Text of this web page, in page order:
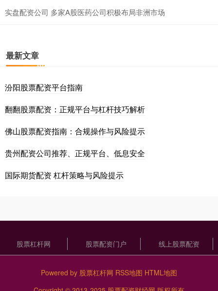
实盘配资公司 多家A股医药公司积极布局非洲市场
最新文章
汾阳股票配资平台指南
翻翻股票配资：正规平台与杠杆技巧解析
佛山股票配资指南：合规操作与风险提示
贵州配资公司推荐、正规平台、低息安全
国际期货配资 杠杆策略与风险提示
股票杠杆网 股票配资门户 线上股票配资
Powered by 股票杠杆网 RSS地图 HTML地图